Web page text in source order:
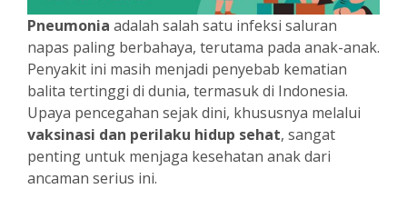
Pneumonia adalah salah satu infeksi saluran
napas paling berbahaya, terutama pada anak-anak.
Penyakit ini masih menjadi penyebab kematian
balita tertinggi di dunia, termasuk di Indonesia.
Upaya pencegahan sejak dini, khususnya melalui
vaksinasi dan perilaku hidup sehat, sangat
penting untuk menjaga kesehatan anak dari
ancaman serius ini.